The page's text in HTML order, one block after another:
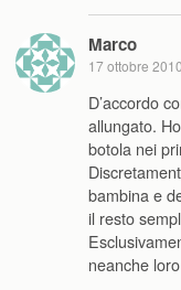
Marco
17 ottobre 2010
D’accordo
allungato.
botola nei
bambina e
il resto
neanche